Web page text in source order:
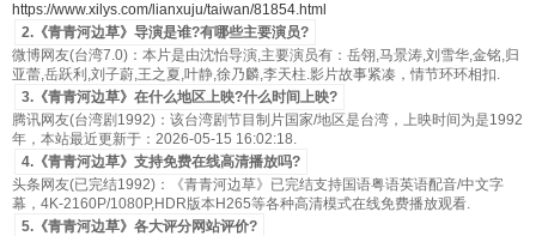
https://www.xilys.com/lianxuju/taiwan/81854.html
2.《青青河边草》导演是谁?有哪些主要演员?
微博网友(台湾7.0)：本片是由沈怡导演,主要演员有：岳翎,马景涛,刘雪华,金铭,归
亚蕾,岳跃利,刘子蔚,王之夏,叶静,徐乃麟,李天柱.影片故事紧凑，情节环环相扣.
3.《青青河边草》在什么地区上映?什么时间上映?
腾讯网友(台湾剧1992)：该台湾剧节目制片国家/地区是台湾，上映时间为是1992
年，本站最近更新于：2026-05-15 16:02:18.
4.《青青河边草》支持免费在线高清播放吗?
头条网友(已完结1992)：《青青河边草》已完结支持国语粤语英语配音/中文字
幕，4K-2160P/1080P,HDR版本H265等各种高清模式在线免费播放观看.
5.《青青河边草》各大评分网站评价?